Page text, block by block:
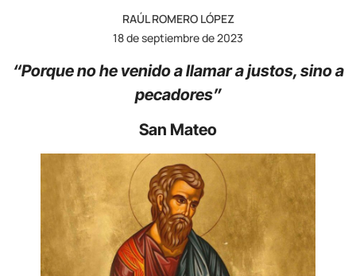
RAÚL ROMERO LÓPEZ
18 de septiembre de 2023
“Porque no he venido a llamar a justos, sino a
pecadores”
San Mateo